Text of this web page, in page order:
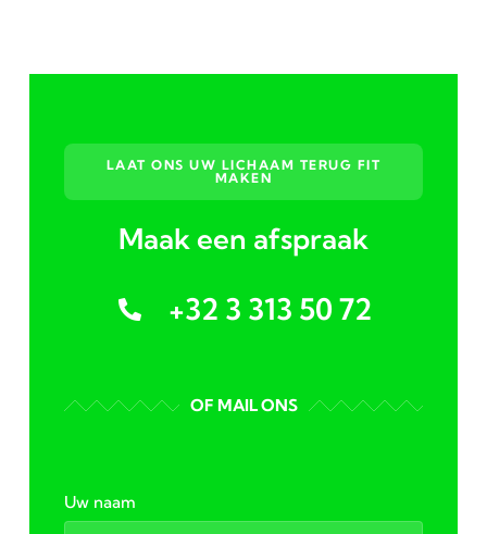
LAAT ONS UW LICHAAM TERUG FIT
MAKEN
Maak een afspraak
+32 3 313 50 72
OF MAIL ONS
Uw naam